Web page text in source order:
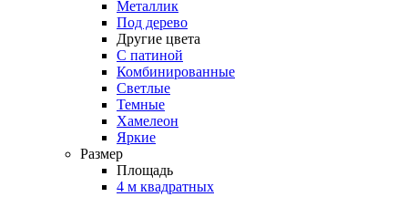
Металлик
Под дерево
Другие цвета
С патиной
Комбинированные
Светлые
Темные
Хамелеон
Яркие
Размер
Площадь
4 м квадратных